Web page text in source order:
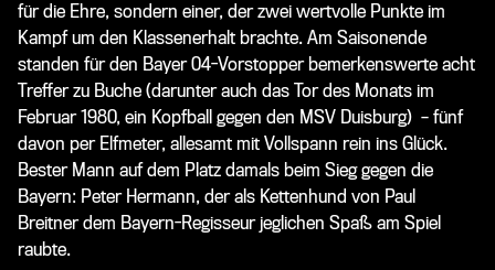
für die Ehre, sondern einer, der zwei wertvolle Punkte im
Kampf um den Klassenerhalt brachte. Am Saisonende
standen für den Bayer 04-Vorstopper bemerkenswerte acht
Treffer zu Buche (darunter auch das Tor des Monats im
Februar 1980, ein Kopfball gegen den MSV Duisburg) – fünf
davon per Elfmeter, allesamt mit Vollspann rein ins Glück.
Bester Mann auf dem Platz damals beim Sieg gegen die
Bayern: Peter Hermann, der als Kettenhund von Paul
Breitner dem Bayern-Regisseur jeglichen Spaß am Spiel
raubte.